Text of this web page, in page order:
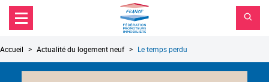
Aller au contenu principal
Aller au menu principal
Aller à la recherche
FPI
France
Accueil Actualité du logement neuf Le temps perdu